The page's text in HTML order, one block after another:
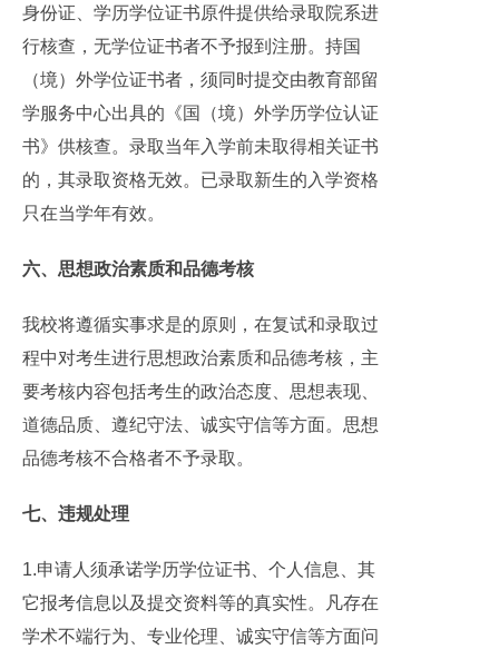
身份证、学历学位证书原件提供给录取院系进
行核查，无学位证书者不予报到注册。持国
（境）外学位证书者，须同时提交由教育部留
学服务中心出具的《国（境）外学历学位认证
书》供核查。录取当年入学前未取得相关证书
的，其录取资格无效。已录取新生的入学资格
只在当学年有效。
六、思想政治素质和品德考核
我校将遵循实事求是的原则，在复试和录取过
程中对考生进行思想政治素质和品德考核，主
要考核内容包括考生的政治态度、思想表现、
道德品质、遵纪守法、诚实守信等方面。思想
品德考核不合格者不予录取。
七、违规处理
1.申请人须承诺学历学位证书、个人信息、其
它报考信息以及提交资料等的真实性。凡存在
学术不端行为、专业伦理、诚实守信等方面问